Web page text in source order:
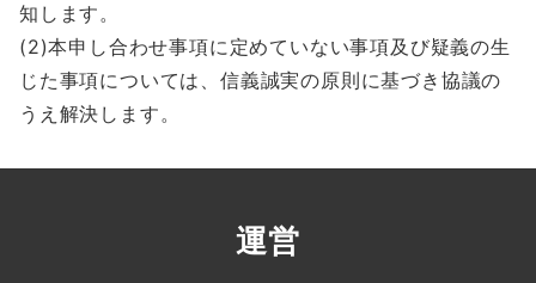
知します。
(2)本申し合わせ事項に定めていない事項及び疑義の生
じた事項については、信義誠実の原則に基づき協議の
うえ解決します。
運営